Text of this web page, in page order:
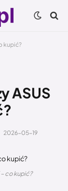
kupić?
ASUS
2026-05-19
– co kupić?